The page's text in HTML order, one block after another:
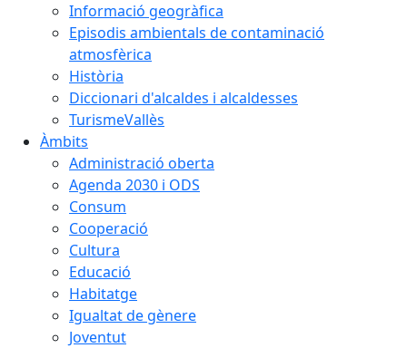
Informació geogràfica
Episodis ambientals de contaminació
atmosfèrica
Història
Diccionari d'alcaldes i alcaldesses
TurismeVallès
Àmbits
Administració oberta
Agenda 2030 i ODS
Consum
Cooperació
Cultura
Educació
Habitatge
Igualtat de gènere
Joventut